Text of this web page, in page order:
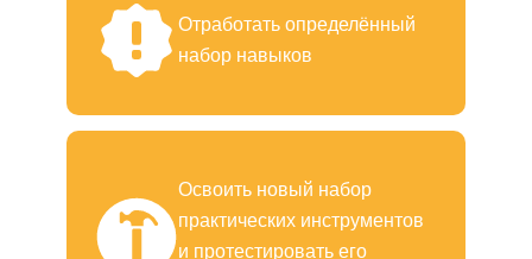
Освоить новый набор
практических инструментов
и протестировать его
Отработать определённый
набор навыков